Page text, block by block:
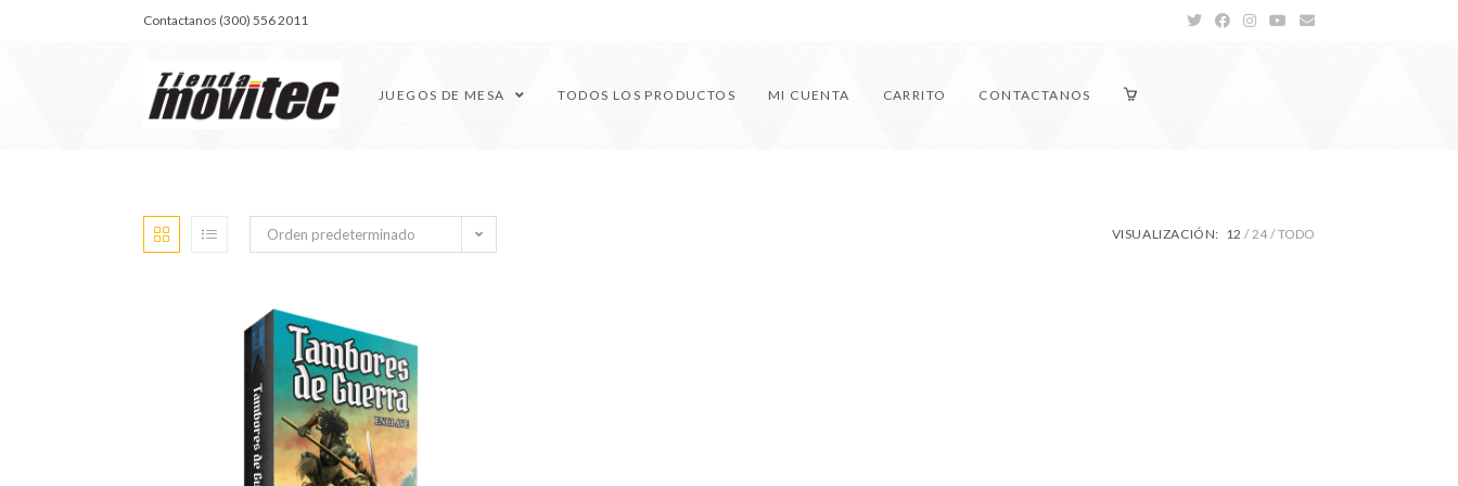
Contactanos (300) 556 2011
JUEGOS DE MESA TODOS LOS PRODUCTOS MI CUENTA CARRITO CONTACTANOS
Orden predeterminado VISUALIZACIÓN: 12 24 TODO